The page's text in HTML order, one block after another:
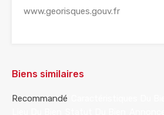
www.georisques.gouv.fr
Biens similaires
Recommandé